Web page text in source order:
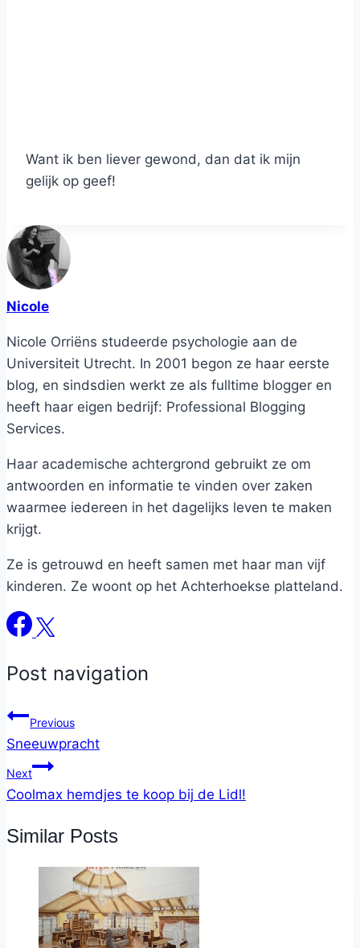
Want ik ben liever gewond, dan dat ik mijn
gelijk op geef!
Nicole
Nicole Orriëns studeerde psychologie aan de
Universiteit Utrecht. In 2001 begon ze haar eerste
blog, en sindsdien werkt ze als fulltime blogger en
heeft haar eigen bedrijf: Professional Blogging
Services.
Haar academische achtergrond gebruikt ze om
antwoorden en informatie te vinden over zaken
waarmee iedereen in het dagelijks leven te maken
krijgt.
Ze is getrouwd en heeft samen met haar man vijf
kinderen. Ze woont op het Achterhoekse platteland.
Post navigation
Previous
Sneeuwpracht
Next
Coolmax hemdjes te koop bij de Lidl!
Similar Posts